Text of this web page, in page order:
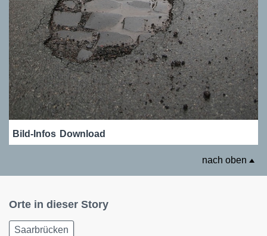
Bild-Infos Download
nach oben
Orte in dieser Story
Saarbrücken